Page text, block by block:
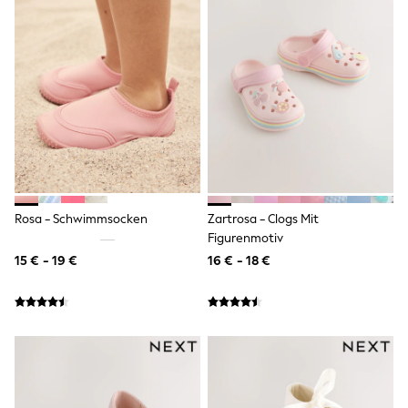
Tops
Nightwear & Pyjamas
Jumpsuits & Playsuits
Jeans
Shirts & Blouses
Swimwear
Sportswear
Dungarees
Multipacks
All Holiday Shop
Tops
Dresses
Shorts
Sandals & Sliders
Rash Vests
New In
Slippers
Rosa - Schwimmsocken
15 € - 19 €
Zartrosa - Clogs Mit
Figurenmotiv
16 € - 18 €